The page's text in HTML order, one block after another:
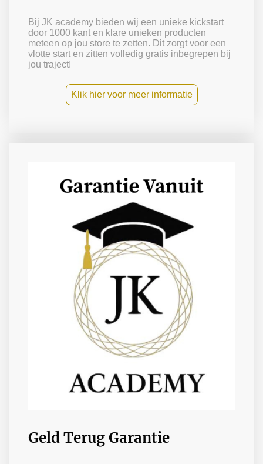
Bij JK academy bieden wij een unieke kickstart
door 1000 kant en klare unieken producten
meteen op jou store te zetten. Dit zorgt voor een
vlotte start en zitten volledig gratis inbegrepen bij
jou traject!
Klik hier voor meer informatie
Geld Terug Garantie